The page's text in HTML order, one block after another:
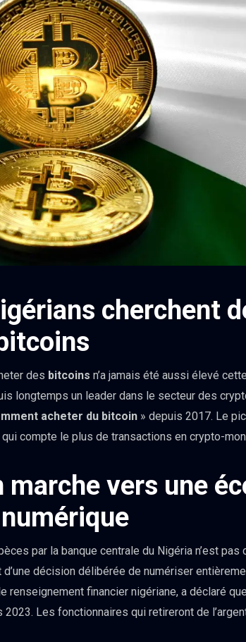
cherchent
des bitcoins n’a jamais été aussi élevé
longtemps un leader dans le secteur des
acheter du bitcoin » depuis 2017. Le
compte le plus de transactions en crypto-
marche vers une
par la banque centrale du Nigéria n’est
décision délibérée de numériser
renseignement financier nigériane, a déclaré
Les fonctionnaires qui retireront de